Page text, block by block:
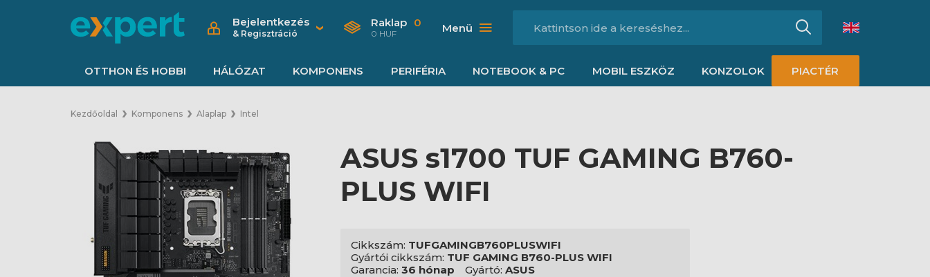
Bejelentkezés
& Regisztráció
Raklap 0
0 HUF Menü
OTTHON ÉS HOBBI HÁLÓZAT KOMPONENS PERIFÉRIA NOTEBOOK & PC MOBIL ESZKÖZ KONZOLOK PIACTÉR
Kezdőoldal Komponens Alaplap Intel
ASUS s1700 TUF GAMING B760-
PLUS WIFI
Cikkszám: TUFGAMINGB760PLUSWIFI
Gyártói cikkszám: TUF GAMING B760-PLUS WIFI
Garancia: 36 hónap Gyártó: ASUS